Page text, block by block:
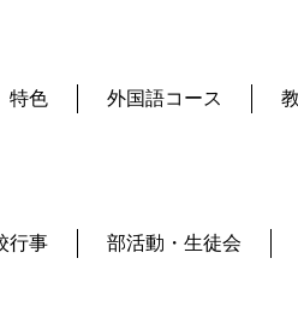
特色 外国語コース
行事 部活動・生徒会